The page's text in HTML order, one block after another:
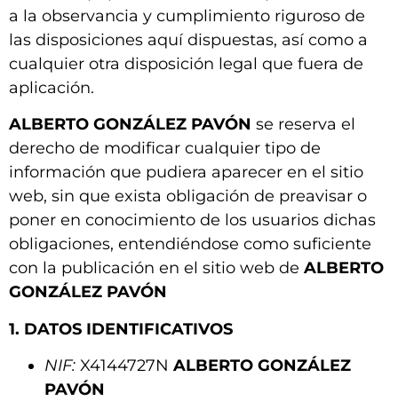
a la observancia y cumplimiento riguroso de
las disposiciones aquí dispuestas, así como a
cualquier otra disposición legal que fuera de
aplicación.
ALBERTO GONZÁLEZ PAVÓN se reserva el
derecho de modificar cualquier tipo de
información que pudiera aparecer en el sitio
web, sin que exista obligación de preavisar o
poner en conocimiento de los usuarios dichas
obligaciones, entendiéndose como suficiente
con la publicación en el sitio web de ALBERTO
GONZÁLEZ PAVÓN
1. DATOS IDENTIFICATIVOS
NIF: X4144727N ALBERTO GONZÁLEZ
PAVÓN